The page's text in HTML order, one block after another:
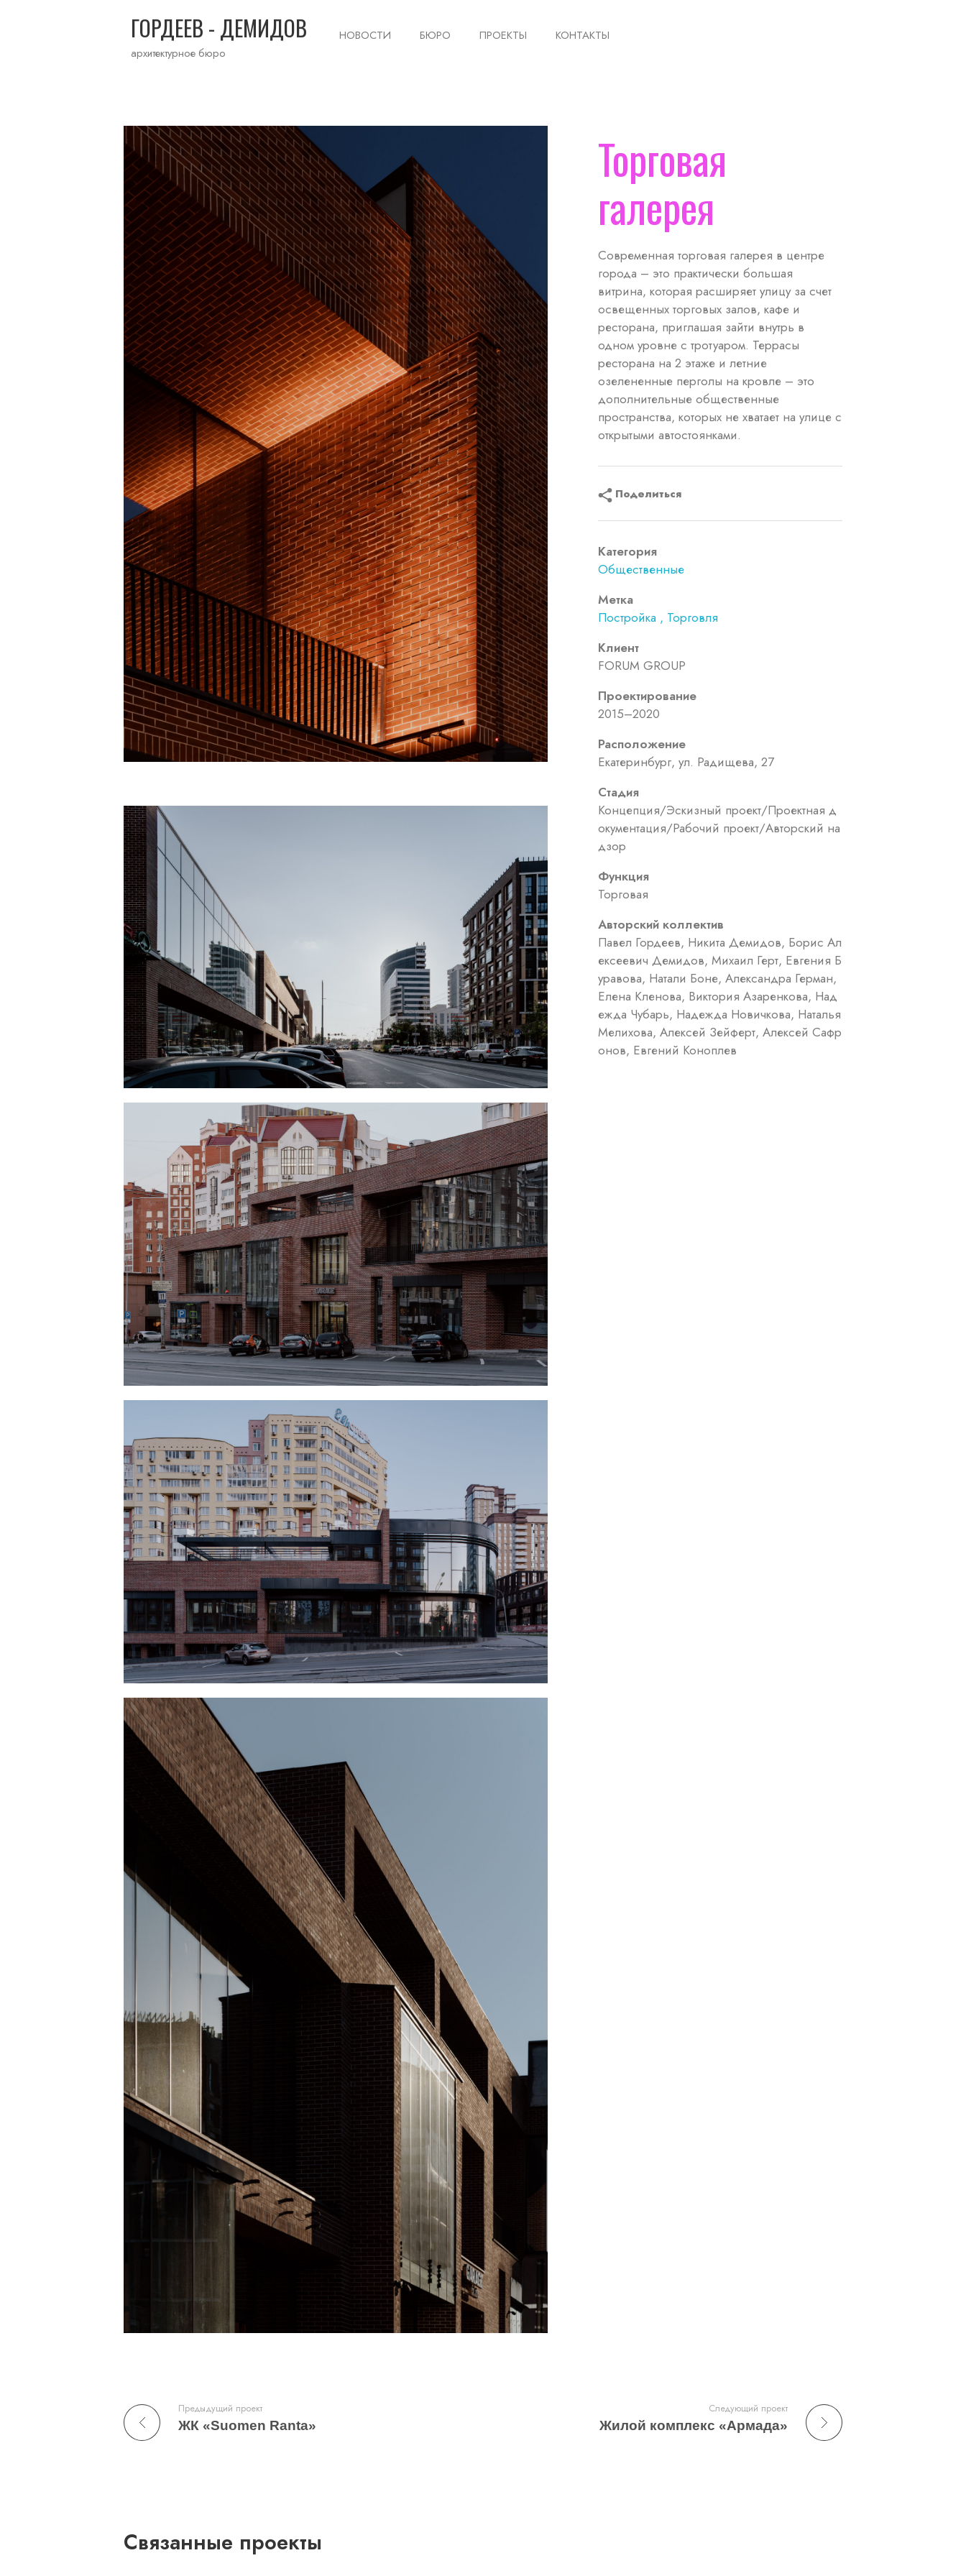
ГОРДЕЕВ - ДЕМИДОВ
архитектурное бюро
НОВОСТИ БЮРО ПРОЕКТЫ КОНТАКТЫ
Торговая
галерея
Современная торговая галерея в центре
города – это практически большая
витрина, которая расширяет улицу за счет
освещенных торговых залов, кафе и
ресторана, приглашая зайти внутрь в
одном уровне с тротуаром. Террасы
ресторана на 2 этаже и летние
озелененные перголы на кровле – это
дополнительные общественные
пространства, которых не хватает на улице с
открытыми автостоянками.
Поделиться
Категория
Общественные
Метка
Постройка
Торговля
Клиент
FORUM GROUP
Проектирование
2015–2020
Расположение
Екатеринбург, ул. Радищева, 27
Стадия
Концепция/Эскизный проект/Проектная д
окументация/Рабочий проект/Авторский на
дзор
Функция
Торговая
Авторский коллектив
Павел Гордеев, Никита Демидов, Борис Ал
ексеевич Демидов, Михаил Герт, Евгения Б
уравова, Натали Боне, Александра Герман,
Елена Кленова, Виктория Азаренкова, Над
ежда Чубарь, Надежда Новичкова, Наталья
Мелихова, Алексей Зейферт, Алексей Сафр
онов, Евгений Коноплев
Предыдущий проект
ЖК «Suomen Ranta»
Следующий проект
Жилой комплекс «Армада»
Связанные проекты